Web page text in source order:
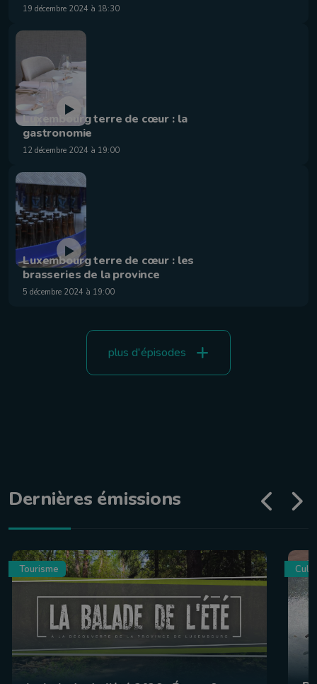
19 décembre 2024 à 18:30
Luxembourg terre de cœur : la
gastronomie
12 décembre 2024 à 19:00
Luxembourg terre de cœur : les
brasseries de la province
5 décembre 2024 à 19:00
plus d'épisodes
Dernières émissions
Tourisme